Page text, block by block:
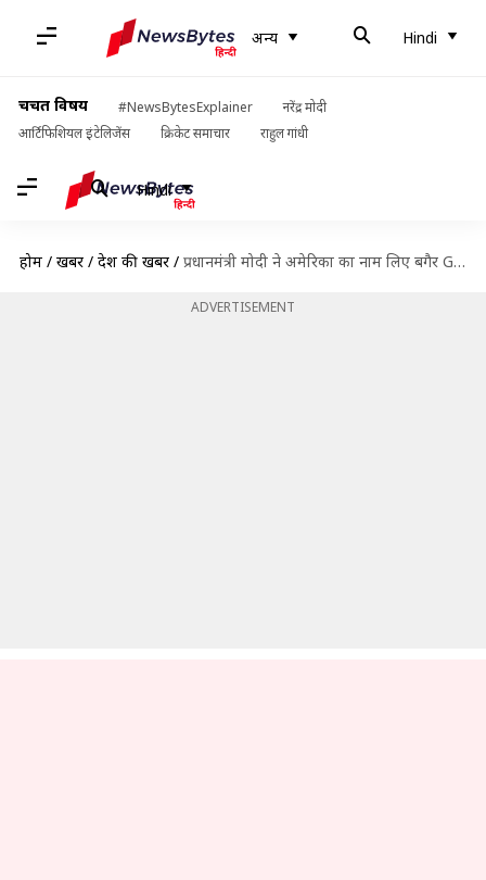
अन्य Hindi
चर्चित विषय #NewsBytesExplainer
नरेंद्र मोदी
आर्टिफिशियल इंटेलिजेंस
क्रिकेट समाचार राहुल गांधी
Hindi
होम / खबरें / देश की खबरें / प्रधानमंत्री मोदी ने अमेरिका का नाम लिए बगैर G-7 में नाविकों की सुरक्षा का मुद्दा उठाया
ADVERTISEMENT